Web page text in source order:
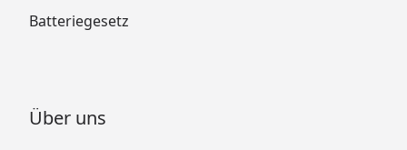
Batteriegesetz
Über uns